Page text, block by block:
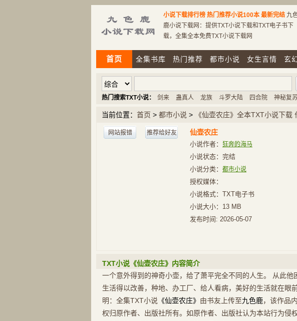
小说下载排行榜 热门推荐小说100本 最新完结 九
鹿小说下载网：提供TXT小说下载和TXT电子书下
载，全集全本免费TXT小说下载网
首页 全集书库 热门推荐 都市小说 女生言情 玄
热门搜索TXT小说： 剑来 蛊真人 龙族 斗罗大陆 四合院 神秘复
当前位置： 首页 > 都市小说 > 《仙壶农庄》全本TXT小说下载
网站报错 推荐给好友 仙壶农庄
小说作者： 狂奔的海马
小说状态： 完结
小说分类： 都市小说
授权媒体：
小说格式：TXT电子书
小说大小： 13 MB
发布时间: 2026-05-07
TXT小说《仙壶农庄》内容简介
一个意外得到的神奇小壶，给了萧平完全不同的人生。 从此他
生活得以改善，种地、办工厂、给人看病，美好的生活就在眼
明：全集TXT小说 《仙壶农庄》 由书友上传至九色鹿，该作品
权归原作者、出版社所有。如原作者、出版社认为本站行为侵